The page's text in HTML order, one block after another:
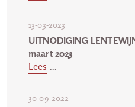
13-03-2023
UITNODIGING
maart 2023
Lees ...
30-09-2022